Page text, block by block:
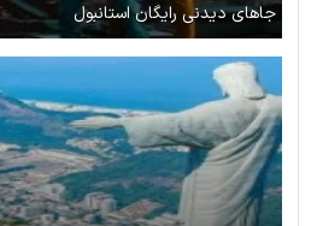
جاهای دیدنی رایگان استانبول